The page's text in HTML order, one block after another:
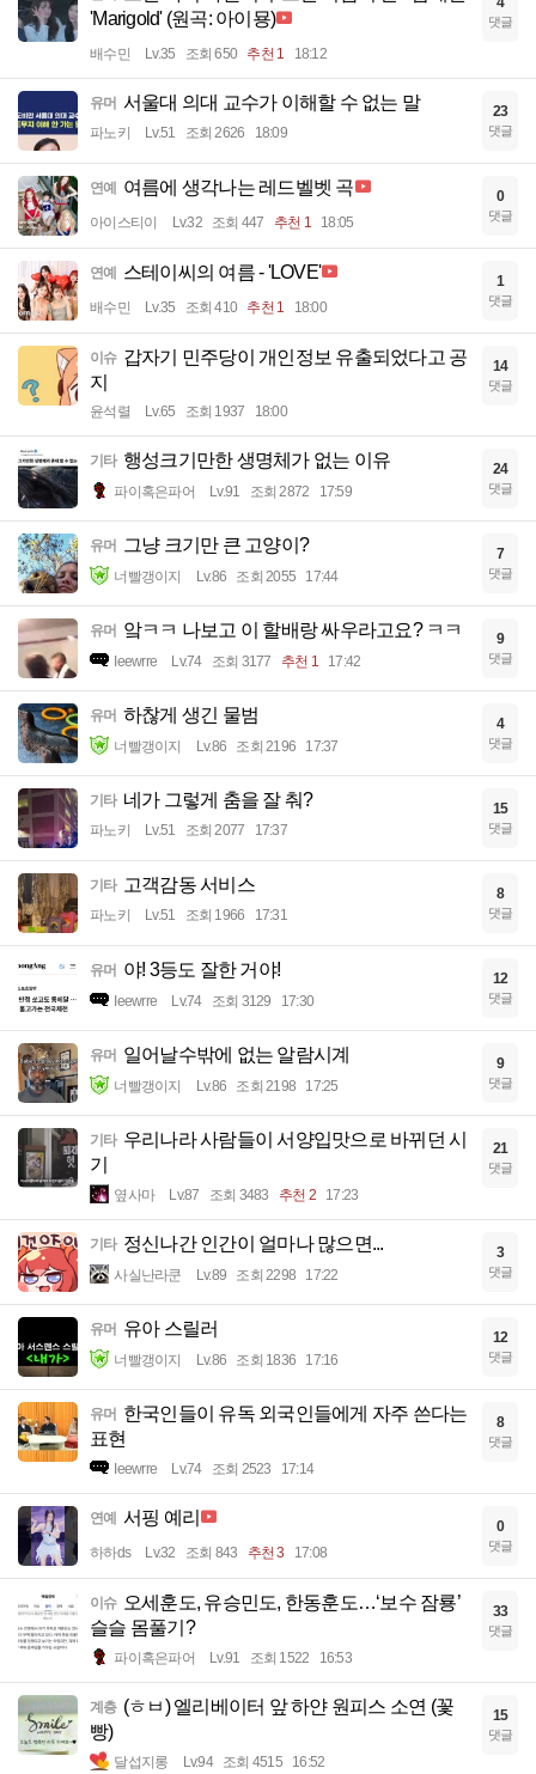
'Marigold' (원곡: 아이묭)
배수민 Lv.35 조회 650 추천 1 18:12
댓글
유머 서울대 의대 교수가 이해할 수 없는 말
파노키 Lv.51 조회 2626 18:09
23
댓글
연예 여름에 생각나는 레드벨벳 곡
아이스티이 Lv.32 조회 447 추천 1 18:05
0
댓글
연예 스테이씨의 여름 - 'LOVE'
배수민 Lv.35 조회 410 추천 1 18:00
1
댓글
이슈 갑자기 민주당이 개인정보 유출되었다고 공
지
윤석렬 Lv.65 조회 1937 18:00
14
댓글
기타 행성크기만한 생명체가 없는 이유
파이혹은파어 Lv.91 조회 2872 17:59
24
댓글
유머 그냥 크기만 큰 고양이?
너빨갱이지 Lv.86 조회 2055 17:44
7
댓글
유머 앜ㅋㅋ 나보고 이 할배랑 싸우라고요? ㅋㅋ
Ieewrre Lv.74 조회 3177 추천 1 17:42
9
댓글
유머 하찮게 생긴 물범
너빨갱이지 Lv.86 조회 2196 17:37
4
댓글
기타 네가 그렇게 춤을 잘 춰?
파노키 Lv.51 조회 2077 17:37
15
댓글
기타 고객감동 서비스
파노키 Lv.51 조회 1966 17:31
8
댓글
유머 야! 3등도 잘한 거야!
Ieewrre Lv.74 조회 3129 17:30
12
댓글
유머 일어날수밖에 없는 알람시계
너빨갱이지 Lv.86 조회 2198 17:25
9
댓글
기타 우리나라 사람들이 서양입맛으로 바뀌던 시
기
옆사마 Lv.87 조회 3483 추천 2 17:23
21
댓글
기타 정신나간 인간이 얼마나 많으면...
사실난라쿤 Lv.89 조회 2298 17:22
3
댓글
유머 유아 스릴러
너빨갱이지 Lv.86 조회 1836 17:16
12
댓글
유머 한국인들이 유독 외국인들에게 자주 쓴다는
표현
Ieewrre Lv.74 조회 2523 17:14
8
댓글
연예 서핑 예리
하하ds Lv.32 조회 843 추천 3 17:08
0
댓글
이슈 오세훈도, 유승민도, 한동훈도…‘보수 잠룡’
슬슬 몸풀기?
파이혹은파어 Lv.91 조회 1522 16:53
33
댓글
계층 (ㅎㅂ) 엘리베이터 앞 하얀 원피스 소연 (꽃
빵)
달섭지롱 Lv.94 조회 4515 16:52
15
댓글